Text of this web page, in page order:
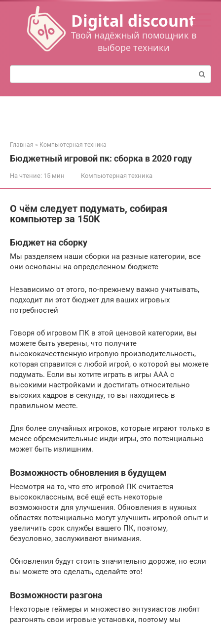
Перейти
контенту
Digital discount
Твой надёжный помощник в
выборе техники
Поиск:
Главная » Компьютерная техника
Бюджетный игровой пк: сборка в 2020 году
На чтение: 15 мин Компьютерная техника
О чём следует подумать, собирая
компьютер за 150K
Бюджет на сборку
Мы разделяем наши сборки на разные категории, все
они основаны на определенном бюджете
Независимо от этого, по-прежнему важно учитывать,
подходит ли этот бюджет для ваших игровых
потребностей
Говоря об игровом ПК в этой ценовой категории, вы
можете быть уверены, что получите
высококачественную игровую производительность,
которая справится с любой игрой, о которой вы можете
подумать. Если вы хотите играть в игры AAA с
высокими настройками и достигать относительно
высоких кадров в секунду, то вы находитесь в
правильном месте.
Для более случайных игроков, которые играют только в
менее обременительные инди-игры, это потенциально
может быть излишним.
Возможность обновления в будущем
Несмотря на то, что это игровой ПК считается
высококлассным, всё ещё есть некоторые
возможности для улучшения. Обновления в нужных
областях потенциально могут улучшить игровой опыт и
увеличить срок службы вашего ПК, поэтому,
безусловно, заслуживают внимания.
Обновления будут стоить значительно дороже, но если
вы можете это сделать, сделайте это!
Возможности разгона
Некоторые геймеры и множество энтузиастов любят
разгонять свои игровые установки, поэтому мы